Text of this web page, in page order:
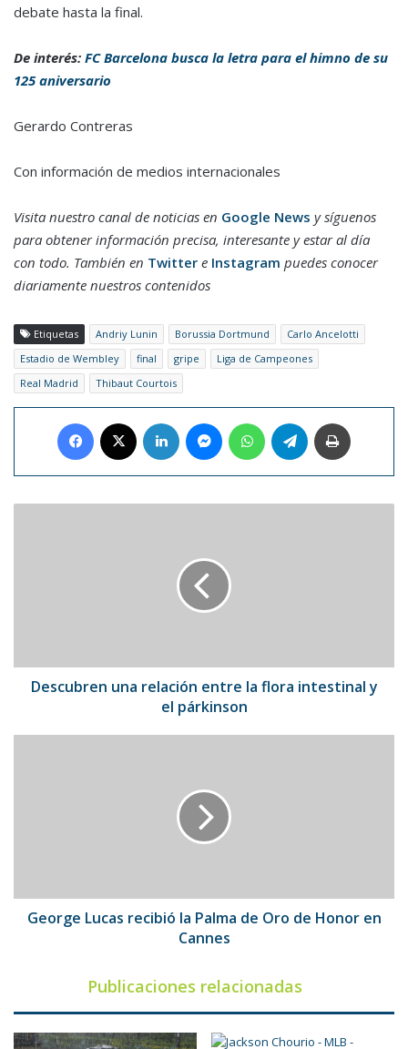
debate hasta la final.
De interés: FC Barcelona busca la letra para el himno de su
125 aniversario
Gerardo Contreras
Con información de medios internacionales
Visita nuestro canal de noticias en Google News y síguenos
para obtener información precisa, interesante y estar al día
con todo. También en Twitter e Instagram puedes conocer
diariamente nuestros contenidos
Etiquetas Andriy Lunin Borussia Dortmund
Carlo Ancelotti
Estadio de Wembley
final gripe
Liga de Campeones
Real Madrid
Thibaut Courtois
Facebook LinkedIn MessengerWhatsAppTelegram
el
párkinson
Descubren una relación entre la flora intestinal y
el párkinson
Honor
George Lucas recibió la Palma de Oro de Honor en
Cannes
Publicaciones relacionadas